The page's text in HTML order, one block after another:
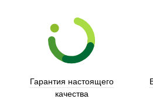
Гарантия настоящего
качества